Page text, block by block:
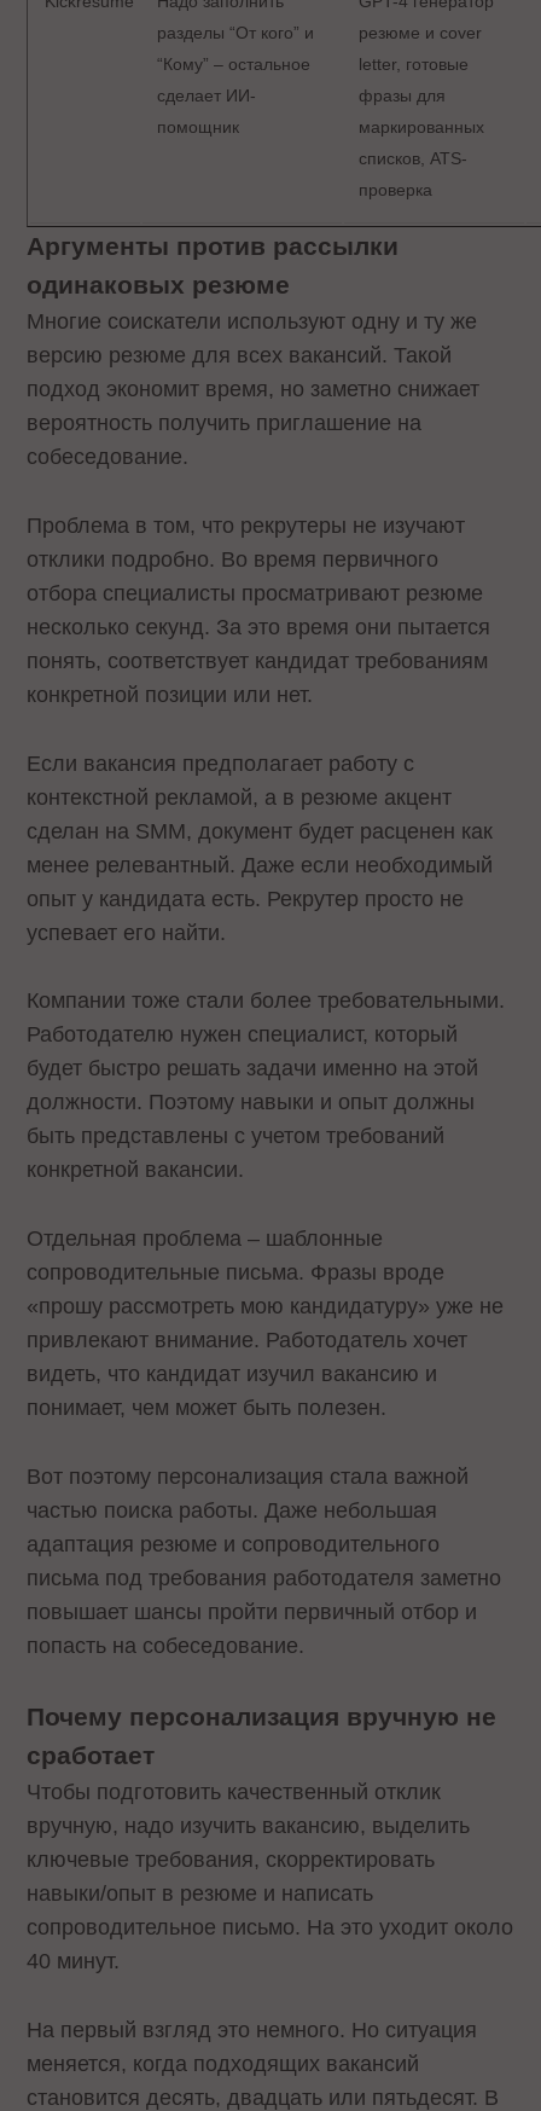
разделы “От кого” и
“Кому” – остальное
сделает ИИ-
помощник
резюме и cover
letter, готовые
фразы для
маркированных
списков, ATS-
проверка
Аргументы против рассылки
одинаковых резюме
Многие соискатели используют одну и ту же
версию резюме для всех вакансий. Такой
подход экономит время, но заметно снижает
вероятность получить приглашение на
собеседование.
Проблема в том, что рекрутеры не изучают
отклики подробно. Во время первичного
отбора специалисты просматривают резюме
несколько секунд. За это время они пытается
понять, соответствует кандидат требованиям
конкретной позиции или нет.
Если вакансия предполагает работу с
контекстной рекламой, а в резюме акцент
сделан на SMM, документ будет расценен как
менее релевантный. Даже если необходимый
опыт у кандидата есть. Рекрутер просто не
успевает его найти.
Компании тоже стали более требовательными.
Работодателю нужен специалист, который
будет быстро решать задачи именно на этой
должности. Поэтому навыки и опыт должны
быть представлены с учетом требований
конкретной вакансии.
Отдельная проблема – шаблонные
сопроводительные письма. Фразы вроде
«прошу рассмотреть мою кандидатуру» уже не
привлекают внимание. Работодатель хочет
видеть, что кандидат изучил вакансию и
понимает, чем может быть полезен.
Вот поэтому персонализация стала важной
частью поиска работы. Даже небольшая
адаптация резюме и сопроводительного
письма под требования работодателя заметно
повышает шансы пройти первичный отбор и
попасть на собеседование.
Почему персонализация вручную не
сработает
Чтобы подготовить качественный отклик
вручную, надо изучить вакансию, выделить
ключевые требования, скорректировать
навыки/опыт в резюме и написать
сопроводительное письмо. На это уходит около
40 минут.
На первый взгляд это немного. Но ситуация
меняется, когда подходящих вакансий
становится десять, двадцать или пятьдесят. В